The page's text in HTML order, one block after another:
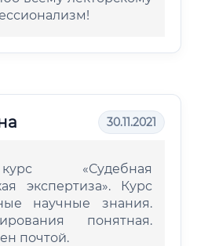
30.11.2021
«Судебная
экспертиза». Курс
научные знания.
понятная.
почтой.